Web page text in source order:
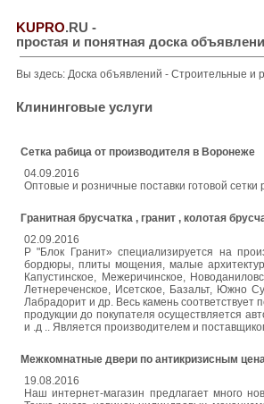
KUPRO.RU -
простая и понятная доска
Вы здесь: Доска объявлений - Строительные и
Клининговые услуги
Сетка рабица от производителя в Воронеже
04.09.2016
Оптовые и розничные поставки готовой
Гранитная брусчатка , гранит , колотая
02.09.2016
Р "Блок Гранит» специализируется на
бордюры, плиты мощения, малые
Капустинское, Межеричинское,
Летнереченское, Исетское, Базальт, Южно
Лабрадорит и др. Весь камень соответствует
продукции до покупателя осуществляется
и .д .. Является производителем и
Межкомнатные двери по антикризисным
19.08.2016
Наш интернет-магазин предлагает много